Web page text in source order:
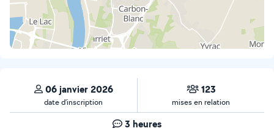
06 janvier 2026
date d’inscription
123
mises en relation
3 heures